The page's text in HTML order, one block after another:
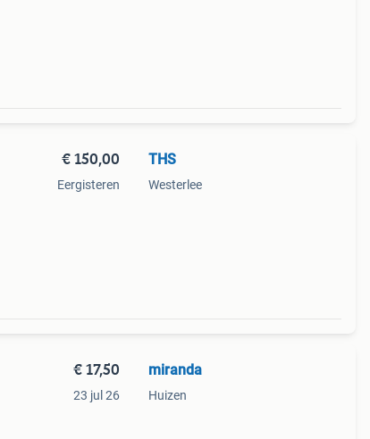
€ 150,00
Eergisteren
THS
Westerlee
€ 17,50
23 jul 26
miranda
Huizen